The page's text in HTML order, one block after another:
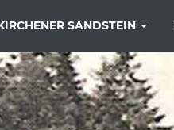
SANDSTEIN